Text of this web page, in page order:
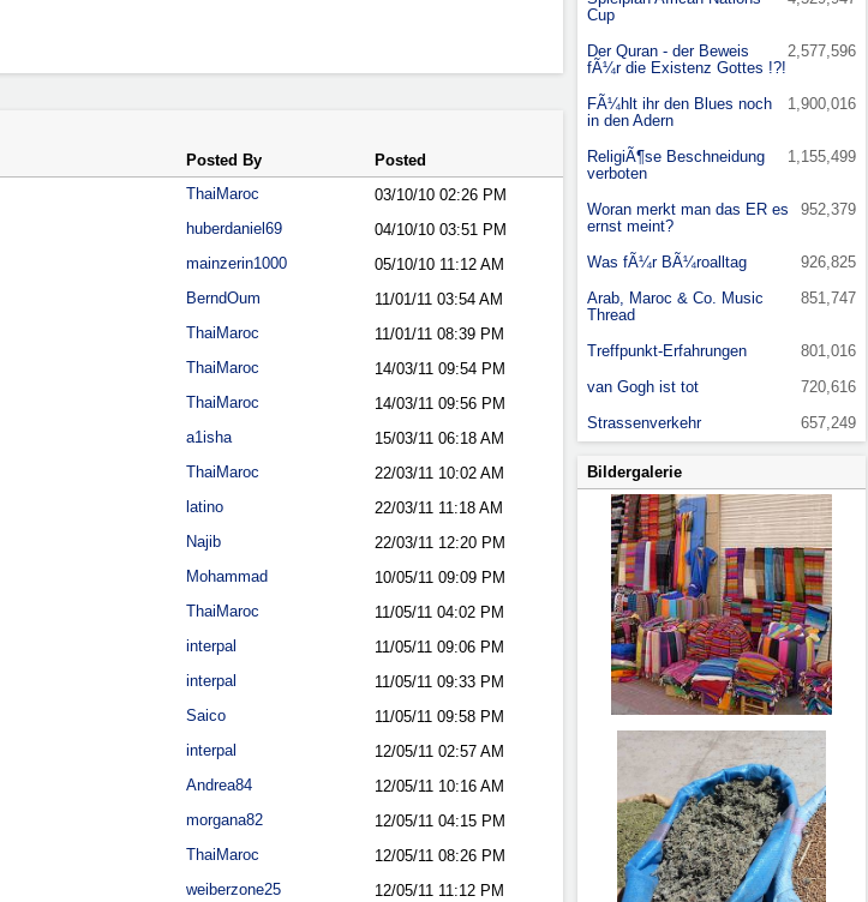
Posted By
Posted
ThaiMaroc 03/10/10 02:26 PM
huberdaniel69 04/10/10 03:51 PM
mainzerin1000 05/10/10 11:12 AM
BerndOum 11/01/11 03:54 AM
ThaiMaroc 11/01/11 08:39 PM
ThaiMaroc 14/03/11 09:54 PM
ThaiMaroc 14/03/11 09:56 PM
a1isha 15/03/11 06:18 AM
ThaiMaroc 22/03/11 10:02 AM
latino 22/03/11 11:18 AM
Najib 22/03/11 12:20 PM
Mohammad 10/05/11 09:09 PM
ThaiMaroc 11/05/11 04:02 PM
interpal 11/05/11 09:06 PM
interpal 11/05/11 09:33 PM
Saico 11/05/11 09:58 PM
interpal 12/05/11 02:57 AM
Andrea84 12/05/11 10:16 AM
morgana82 12/05/11 04:15 PM
ThaiMaroc 12/05/11 08:26 PM
weiberzone25 12/05/11 11:12 PM
Cup
2,577,596
Der Quran - der Beweis
fÃ¼r die Existenz Gottes !?!
1,900,016
FÃ¼hlt ihr den Blues noch
in den Adern
1,155,499
ReligiÃ¶se Beschneidung
verboten
952,379
Woran merkt man das ER es
ernst meint?
926,825
Was fÃ¼r BÃ¼roalltag
851,747
Arab, Maroc & Co. Music
Thread
801,016
Treffpunkt-Erfahrungen
720,616
van Gogh ist tot
657,249
Strassenverkehr
Bildergalerie